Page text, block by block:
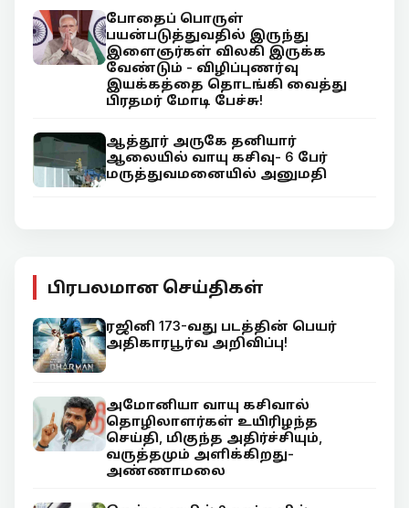
போதைப் பொருள்
பயன்படுத்துவதில் இருந்து
இளைஞர்கள் விலகி இருக்க
வேண்டும் - விழிப்புணர்வு
இயக்கத்தை தொடங்கி வைத்து
பிரதமர் மோடி பேச்சு!
ஆத்தூர் அருகே தனியார்
ஆலையில் வாயு கசிவு- 6 பேர்
மருத்துவமனையில் அனுமதி
பிரபலமான செய்திகள்
ரஜினி 173-வது படத்தின் பெயர்
அதிகாரபூர்வ அறிவிப்பு!
அமோனியா வாயு கசிவால்
தொழிலாளர்கள் உயிரிழந்த
செய்தி, மிகுந்த அதிர்ச்சியும்,
வருத்தமும் அளிக்கிறது-
அண்ணாமலை